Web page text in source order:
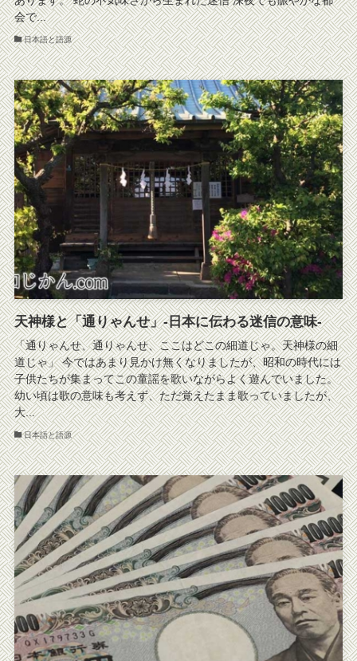
会で...
日本語と語源
天神様と「通りゃんせ」-日本に伝わる迷信の意味-
「通りゃんせ、通りゃんせ、ここはどこの細道じゃ。天神様の細
道じゃ」 今ではあまり見かけ無くなりましたが、昭和の時代には
子供たちが集まってこの童謡を歌いながらよく遊んでいました。
幼い頃は歌の意味も考えず、ただ覚えたまま歌っていましたが、
大...
日本語と語源